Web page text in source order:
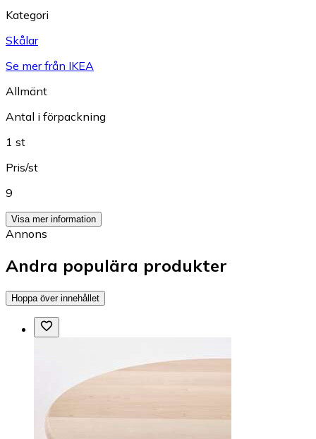
Kategori
Skålar
Se mer från IKEA
Allmänt
Antal i förpackning
1 st
Pris/st
9
Visa mer information
Annons
Andra populära produkter
Hoppa över innehållet